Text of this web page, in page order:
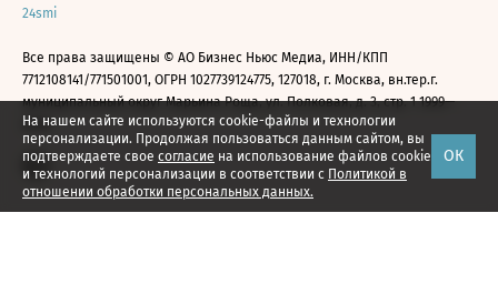
На нашем сайте используются cookie-файлы и технологии
персонализации. Продолжая пользоваться данным сайтом, вы
подтверждаете свое согласие на использование файлов cookie
и технологий персонализации в соответствии с Политикой в
отношении обработки персональных данных.
ОК
24smi
Все права защищены © АО Бизнес Ньюс Медиа, ИНН/КПП
7712108141/771501001, ОГРН 1027739124775, 127018, г. Москва, вн.тер.г.
муниципальный округ Марьина Роща, ул. Полковая, д. 3, стр. 1 1999—
2026